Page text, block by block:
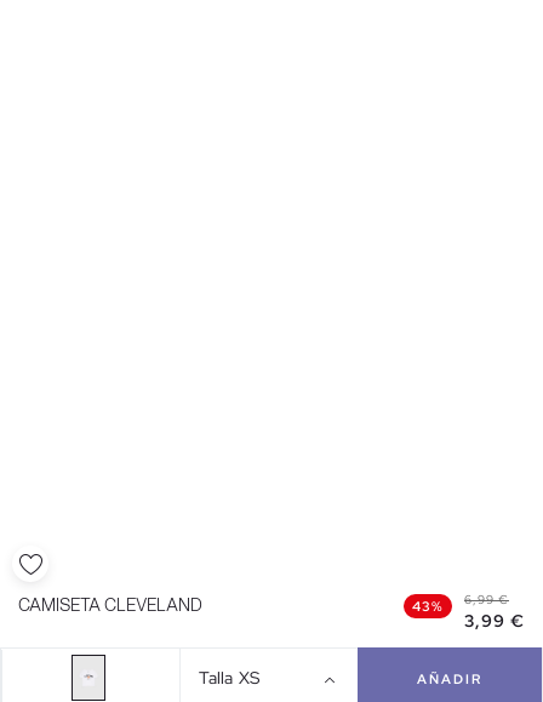
CAMISETA CLEVELAND 43% 6,99 €
3,99 €
Talla XS AÑADIR